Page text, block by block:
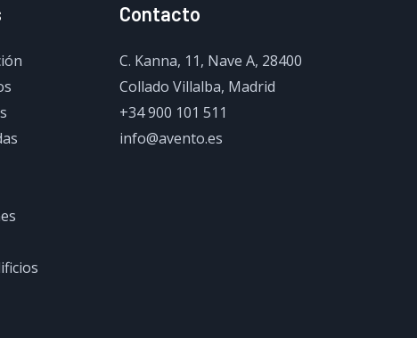
Contacto
C. Kanna, 11, Nave A, 28400
Collado Villalba, Madrid
+34 900 101 511
info@avento.es